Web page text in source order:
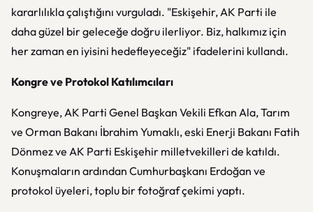
kararlılıkla çalıştığını vurguladı. "Eskişehir, AK Parti ile
daha güzel bir geleceğe doğru ilerliyor. Biz, halkımız için
her zaman en iyisini hedefleyeceğiz" ifadelerini kullandı.
Kongre ve Protokol Katılımcıları
Kongreye, AK Parti Genel Başkan Vekili Efkan Ala, Tarım
ve Orman Bakanı İbrahim Yumaklı, eski Enerji Bakanı Fatih
Dönmez ve AK Parti Eskişehir milletvekilleri de katıldı.
Konuşmaların ardından Cumhurbaşkanı Erdoğan ve
protokol üyeleri, toplu bir fotoğraf çekimi yaptı.